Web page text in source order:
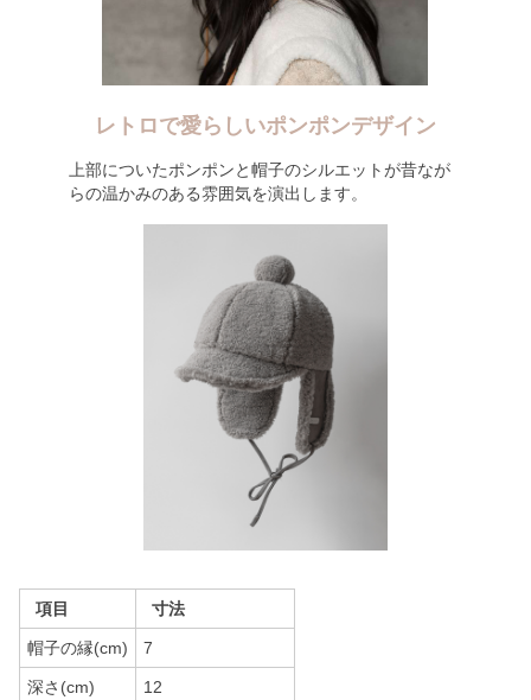
レトロで愛らしいポンポンデザイン
上部についたポンポンと帽子のシルエットが昔なが
らの温かみのある雰囲気を演出します。
項目 寸法
帽子の縁(cm) 7
深さ(cm) 12